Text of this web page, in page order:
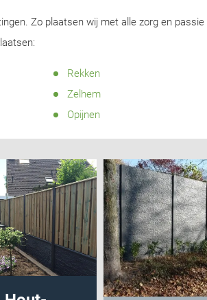
Zo plaatsen wij met alle zorg en passie
Rekken
Zelhem
Opijnen